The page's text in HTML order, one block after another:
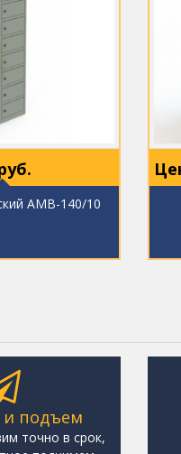
АМВ-140/10
и подъем
точно в срок,